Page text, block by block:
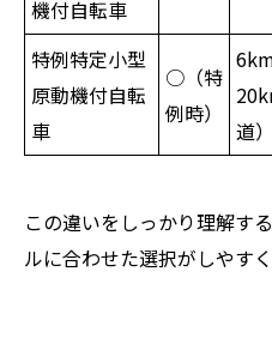
機付自転車
特例特定小型
原動機付自転
車
○（特
例時）
道）
この違いをしっかり理解す
ルに合わせた選択がしやすく